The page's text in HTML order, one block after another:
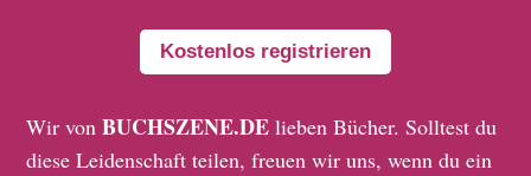
Kostenlos registrieren
Wir vonBUCHSZENE.DE lieben Bücher. Solltest du
diese Leidenschaft teilen, freuen wir uns, wenn du ein